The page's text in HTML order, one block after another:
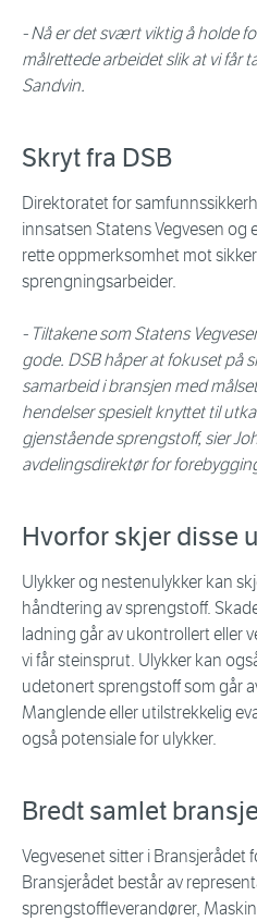
- Nå er det svært viktig å holde
målrettede arbeidet slik at vi får
Sandvin.
Skryt fra DSB
Direktoratet for
innsatsen Statens Vegvesen og
rette oppmerksomhet mot
sprengningsarbeider.
- Tiltakene som Statens
gode. DSB håper at fokuset på
samarbeid i bransjen med
hendelser spesielt knyttet til
gjenstående sprengstoff, sier
avdelingsdirektør for
Hvorfor skjer disse
Ulykker og nestenulykker kan
håndtering av sprengstoff.
ladning går av ukontrollert eller
vi får steinsprut. Ulykker kan
udetonert sprengstoff som går
Manglende eller utilstrekkelig
også potensiale for ulykker.
Bredt samlet
Vegvesenet sitter i Bransjerådet
Bransjerådet består av
sprengstoffleverandører,